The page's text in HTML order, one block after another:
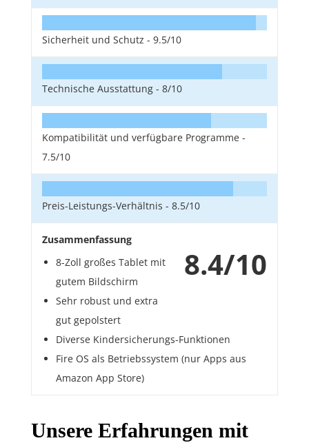
Sicherheit und Schutz - 9.5/10
Technische Ausstattung - 8/10
Kompatibilität und verfügbare Programme -
7.5/10
Preis-Leistungs-Verhältnis - 8.5/10
8.4/10
Zusammenfassung
8-Zoll großes Tablet mit
gutem Bildschirm
Sehr robust und extra
gut gepolstert
Diverse Kindersicherungs-Funktionen
Fire OS als Betriebssystem (nur Apps aus
Amazon App Store)
Unsere Erfahrungen mit